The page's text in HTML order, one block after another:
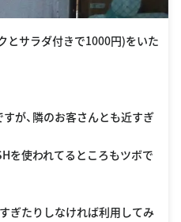
とサラダ付きで1000円)をいた
が、隣のお客さんとも近すぎ
を使われてるところもツボで
ぎたりしなければ利用してみ